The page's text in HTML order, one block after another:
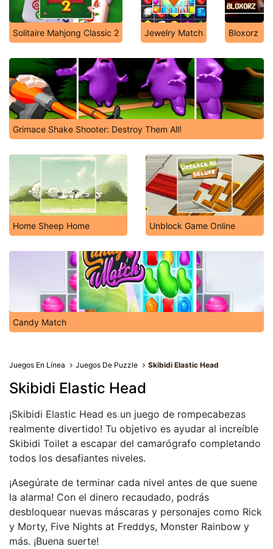
Solitaire Mahjong Classic 2 Jewelry Match Bloxorz
Grimace Shake Shooter: Destroy Them All!
Home Sheep Home Unblock Game Online
Candy Match
Juegos En Línea Juegos De Puzzle Skibidi Elastic Head
Skibidi Elastic Head
¡Skibidi Elastic Head es un juego de rompecabezas
realmente divertido! Tu objetivo es ayudar al increíble
Skibidi Toilet a escapar del camarógrafo completando
todos los desafiantes niveles.
¡Asegúrate de terminar cada nivel antes de que suene
la alarma! Con el dinero recaudado, podrás
desbloquear nuevas máscaras y personajes como Rick
y Morty, Five Nights at Freddys, Monster Rainbow y
más. ¡Buena suerte!